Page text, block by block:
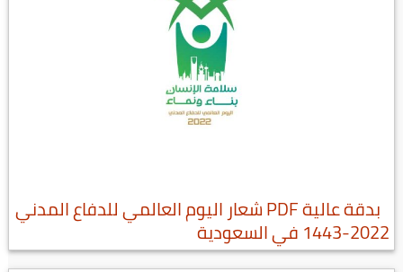
بدقة عالية PDF شعار اليوم العالمي للدفاع المدني
2022-1443 في السعودية